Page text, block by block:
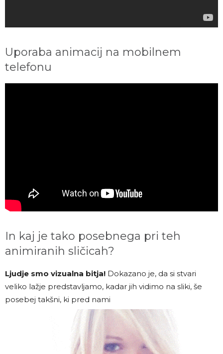
Uporaba animacij na mobilnem
telefonu
In kaj je tako posebnega pri teh
animiranih sličicah?
Ljudje smo vizualna bitja! Dokazano je, da si stvari
veliko lažje predstavljamo, kadar jih vidimo na sliki, še
posebej takšni, ki pred nami